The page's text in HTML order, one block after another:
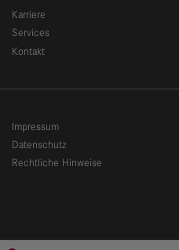
Karriere
Services
Kontakt
Impressum
Datenschutz
Rechtliche Hinweise